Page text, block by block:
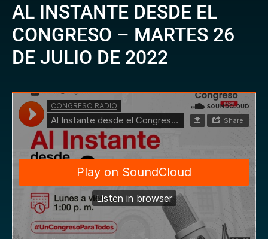
AL INSTANTE DESDE EL
CONGRESO – MARTES 26
DE JULIO DE 2022